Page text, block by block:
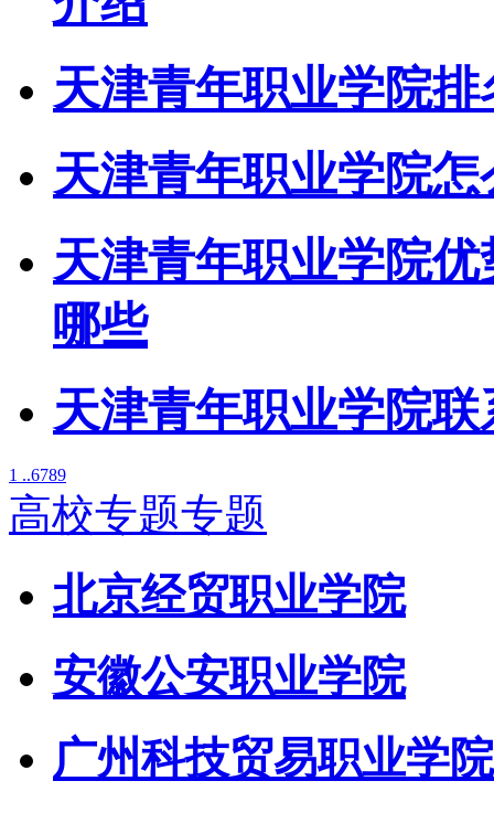
天津青年职业学院排
天津青年职业学院怎
天津青年职业学院
哪些
天津青年职业学院
1 ..6789
高校专题专题
北京经贸职业学院
安徽公安职业学院
广州科技贸易职业学院